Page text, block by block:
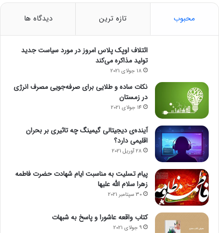
محبوب تازه ترین دیدگاه ها
ائتلاف اوپک پلاس امروز در مورد سیاست جدید
تولید مذاکره می‌کند
18 جولای 2021
نکات ساده و طلایی برای صرفه‌جویی مصرف انرژی
در زمستان
14 جولای 2021
آینده‌ی دیجیتالی گیمینگ چه تاثیری بر بحران
اقلیمی دارد؟
28 آوریل 2021
پیام تسلیت به مناسبت ایام شهادت حضرت فاطمه
زهرا سلام الله علیها
30 سپتامبر 2021
کتاب واقعه عاشورا و پاسخ به شبهات
9 جولای 2021